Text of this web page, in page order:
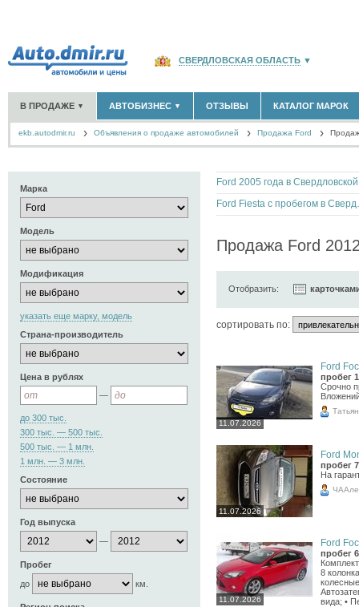
СВЕРДЛОВСКАЯ ОБЛАСТЬ ▼
МОСКВА И ОБЛАСТЬ(58183)
САНКТ-ПЕТЕРБУРГ И ОБЛАСТЬ(14298)
КРЫМ РЕСПУБЛИКА(412)
СЕВАСТОПОЛЬ(11)
В ПРОДАЖЕ ▼
НОВЫЕ АВТОМОБИЛИ(1042)
АВТОБИЗНЕС ▼
ОФИЦИАЛЬНЫЕ ДИЛЕРЫ(50)
ТАКСИ(1)
ЗАПЧАСТИ(59)
СПЕЦИАЛИСТЫ(12)
ОТЗЫВЫ КАТАЛОГ МАРОК
ekb.autodmir.ru Объявления о продаже автомобилей Продажа Ford
Марка
Модель
Модификация
указать еще марку, модель
Страна-производитель
Цена в рублях
—
до 300 тыс.
300 тыс. — 500 тыс.
500 тыс. — 1 млн.
1 млн. — 3 млн.
Состояние
Год выпуска
—
Пробег
до
км.
Ford
Продажа Ford
Отобразить:
cортировать по:
11.07.2026
Ford
пробег
Срочно
11.07.2026
Ford
пробег
На
11.07.2026
Ford
пробег
8
вида; •